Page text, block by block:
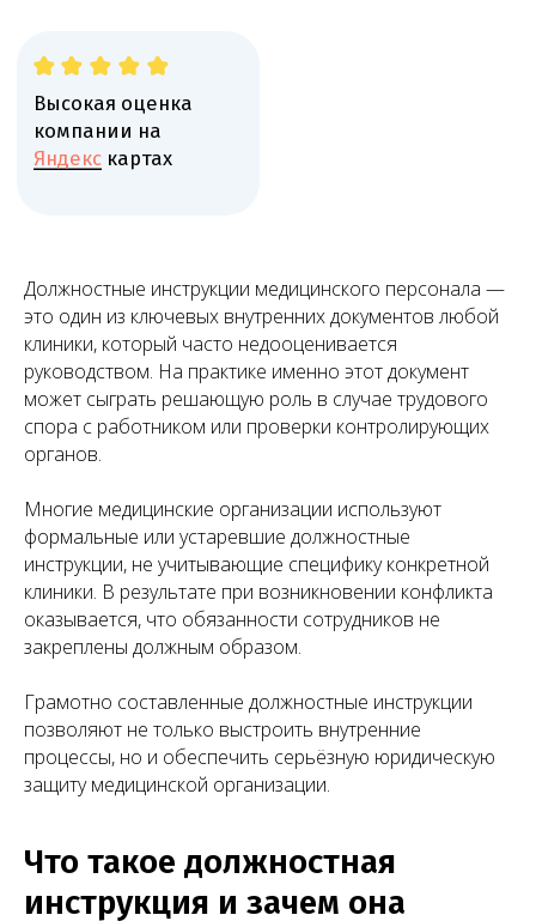
Должностные инструкции медицинского персонала —
это один из ключевых внутренних документов любой
клиники, который часто недооценивается
руководством. На практике именно этот документ
может сыграть решающую роль в случае трудового
спора с работником или проверки контролирующих
органов.
Многие медицинские организации используют
формальные или устаревшие должностные
инструкции, не учитывающие специфику конкретной
клиники. В результате при возникновении конфликта
оказывается, что обязанности сотрудников не
закреплены должным образом.
Грамотно составленные должностные инструкции
позволяют не только выстроить внутренние
процессы, но и обеспечить серьёзную юридическую
защиту медицинской организации.
Что такое должностная
инструкция и зачем она